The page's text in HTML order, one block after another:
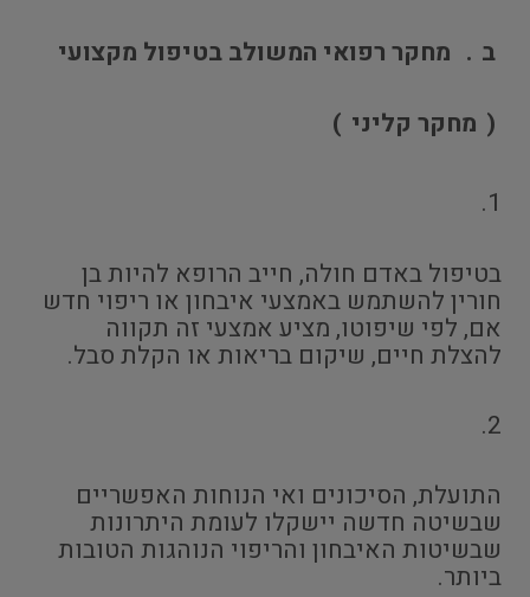
ב . מחקר רפואי המשולב בטיפול מקצועי
( מחקר קליני )
1.
בטיפול באדם חולה, חייב הרופא להיות בן
חורין להשתמש באמצעי איבחון או ריפוי חדש
אם, לפי שיפוטו, מציע אמצעי זה תקווה
להצלת חיים, שיקום בריאות או הקלת סבל.
2.
התועלת, הסיכונים ואי הנוחות האפשריים
שבשיטה חדשה יישקלו לעומת היתרונות
שבשיטות האיבחון והריפוי הנוהגות הטובות
ביותר.